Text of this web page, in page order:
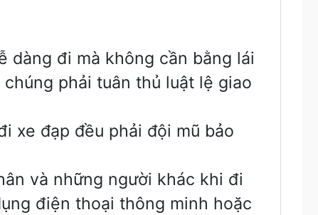
dàng đi mà không cần bằng lái
phải tuân thủ luật lệ giao
xe đạp đều phải đội mũ bảo
và những người khác khi đi
điện thoại thông minh hoặc